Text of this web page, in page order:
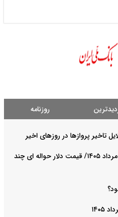
روزنامه
تاخیر پروازها در روزهای اخیر
قیمت دلار توافقی امروز یکشنبه ۱۸ مرداد ۱۴۰۵/ قیمت دلار حواله ای چند